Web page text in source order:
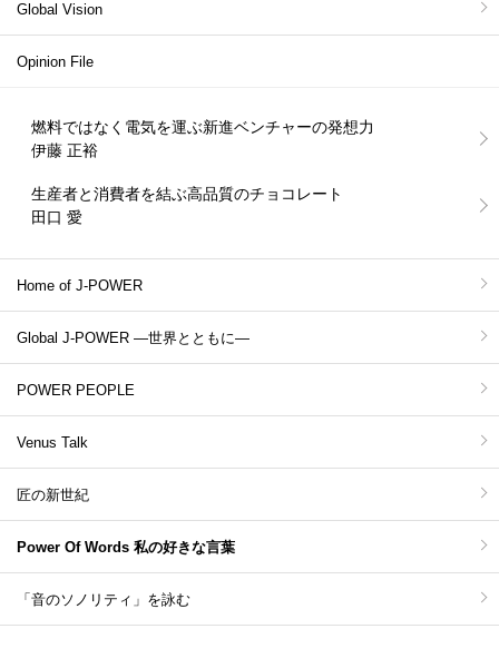
Global Vision
Opinion File
燃料ではなく電気を運ぶ新進ベンチャーの発想力
伊藤 正裕
生産者と消費者を結ぶ高品質のチョコレート
田口 愛
Home of J-POWER
Global J-POWER ―世界とともに―
POWER PEOPLE
Venus Talk
匠の新世紀
Power Of Words 私の好きな言葉
「音のソノリティ」を詠む